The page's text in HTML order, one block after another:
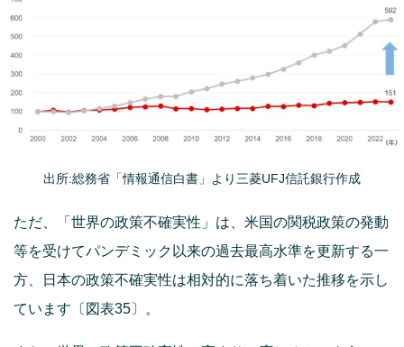
出所:総務省「情報通信白書」より三菱UFJ信託銀行作成
ただ、「世界の政策不確実性」は、米国の関税政策の発動
等を受けてパンデミック以来の過去最高水準を更新する一
方、日本の政策不確実性は相対的に落ち着いた推移を示し
ています〔図表35〕。